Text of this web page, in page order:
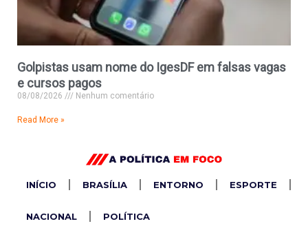
Golpistas usam nome do IgesDF em falsas vagas
e cursos pagos
08/08/2026 Nenhum comentário
Read More »
INÍCIO BRASÍLIA ENTORNO ESPORTE
NACIONAL POLÍTICA